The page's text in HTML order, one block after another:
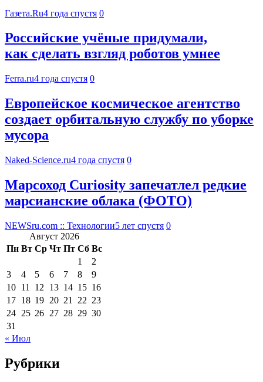
Газета.Ru4 года спустя 0
Российские учёные придумали,
как сделать взгляд роботов умнее
Ferra.ru4 года спустя 0
Европейское космическое агентство
создает орбитальную службу по уборке
мусора
Naked-Science.ru4 года спустя 0
Марсоход Curiosity запечатлел редкие
марсианские облака (ФОТО)
NEWSru.com :: Технологии5 лет спустя 0
Август 2026
Пн Вт Ср Чт Пт Сб Вс
1
2
3
4 5 6 7 8
9
10 11 12 13 14 15 16
17 18 19 20 21 22 23
24 25 26 27 28 29 30
31
« Июл
Рубрики